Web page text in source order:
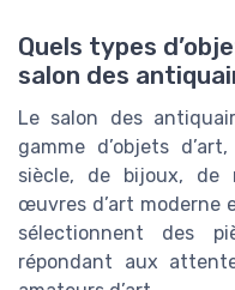
Quels types
salon des
Le salon des
gamme d’objets
siècle, de bijoux, de
œuvres d’art moderne
sélectionnent des
répondant aux